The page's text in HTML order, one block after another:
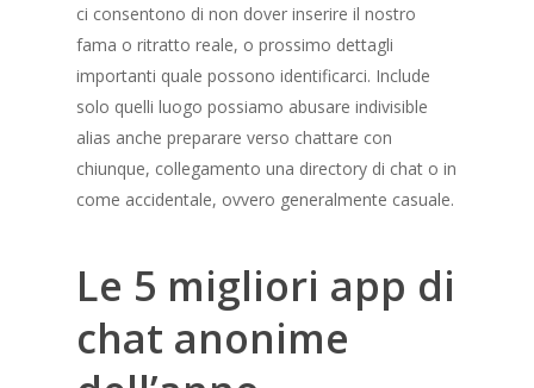
ci consentono di non dover inserire il nostro
fama o ritratto reale, o prossimo dettagli
importanti quale possono identificarci. Include
solo quelli luogo possiamo abusare indivisible
alias anche preparare verso chattare con
chiunque, collegamento una directory di chat o in
come accidentale, ovvero generalmente casuale.
Le 5 migliori app di
chat anonime